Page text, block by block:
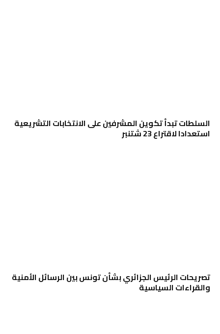
السلطات تبدأ تكوين المشرفين على الانتخابات التشريعية
استعدادا لاقتراع 23 شتنبر
تصريحات الرئيس الجزائري بشأن تونس بين الرسائل الأمنية
والقراءات السياسية